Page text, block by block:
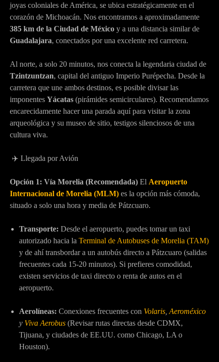
joyas coloniales de América, se ubica estratégicamente en el
corazón de Michoacán. Nos encontramos a aproximadamente
385 km de la Ciudad de México y a una distancia similar de
Guadalajara, conectados por una excelente red carretera.
Al norte, a solo 20 minutos, nos conecta la legendaria ciudad de
Tzintzuntzan, capital del antiguo Imperio Purépecha. Desde la
carretera que une ambos destinos, es posible divisar las
imponentes Yácatas (pirámides semicirculares). Recomendamos
encarecidamente hacer una parada aquí para visitar la zona
arqueológica y su museo de sitio, testigos silenciosos de una
cultura viva.
✈️ Llegada por Avión
Opción 1: Vía Morelia (Recomendada) El Aeropuerto
Internacional de Morelia (MLM) es la opción más cómoda,
situado a solo una hora y media de Pátzcuaro.
Transporte: Desde el aeropuerto, puedes tomar un taxi
autorizado hacia laTerminal de Autobuses de Morelia (TAM)
y de ahí transbordar a un autobús directo a Pátzcuaro (salidas
frecuentes cada 15-20 minutos). Si prefieres comodidad,
existen servicios de taxi directo o renta de autos en el
aeropuerto.
Aerolíneas: Conexiones frecuentes con Volaris ,Aeroméxico
y Viva Aerobus (Revisar rutas directas desde CDMX,
Tijuana, y ciudades de EE.UU. como Chicago, LA o
Houston).